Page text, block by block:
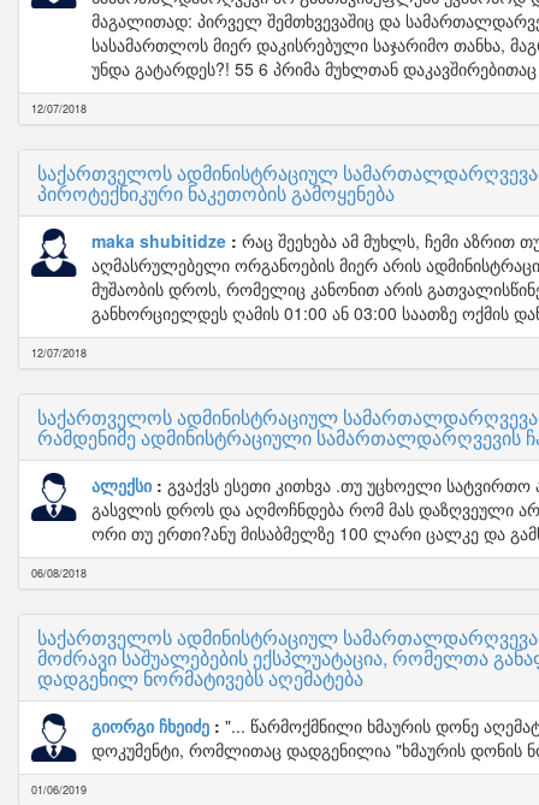
მაგალითად: პირველ შემთხვევაშიც და
სასამართლოს მიერ დაკისრებული საჯარიმო თანხა,
უნდა გატარდეს?! 55 6 პრიმა მუხლთან დაკავშირებითაც
12/07/2018
საქართველოს ადმინისტრაციულ
პიროტექნიკური ნაკეთობის გამოყენება
maka shubitidze
რაც შეეხება ამ მუხლს, ჩემი
აღმასრულებელი ორგანოების მიერ არის
მუშაობის დროს, რომელიც კანონით არის
განხორციელდეს ღამის 01:00 ან 03:00 საათზე ოქმის
12/07/2018
საქართველოს ადმინისტრაციულ
რამდენიმე ადმინისტრაციული სამართალდარღვევის
ალექსი
გვაქვს ესეთი კითხვა .თუ უცხოელი
გასვლის დროს და აღმოჩნდება რომ მას დაზღვეული არ
ორი თუ ერთი?ანუ მისაბმელზე 100 ლარი ცალკე და
06/08/2018
საქართველოს ადმინისტრაციულ
მოძრავი საშუალებების ექსპლუატაცია, რომელთა
დადგენილ ნორმატივებს აღემატება
გიორგი ჩხეიძე
"... წარმოქმნილი ხმაურის დონე
დოკუმენტი, რომლითაც დადგენილია "ხმაურის დონის
01/06/2019